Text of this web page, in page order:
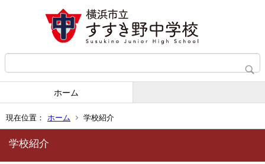
ホーム
現在位置： ホーム 学校紹介
学校紹介